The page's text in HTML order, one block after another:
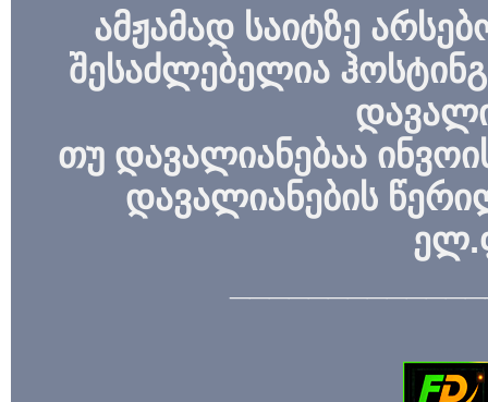
ამჟამად საიტზე
შესაძლებელია
თუ დავალიანებაა
დავალიანების